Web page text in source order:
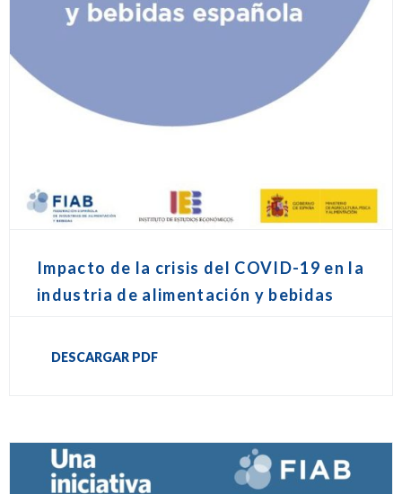
Impacto de la crisis del COVID-19 en la
industria de alimentación y bebidas
DESCARGAR PDF